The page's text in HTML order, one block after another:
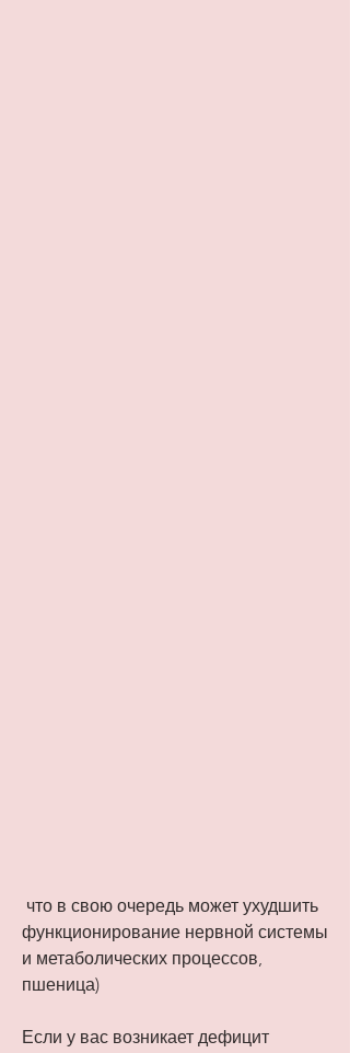
функционирование нервной системы
и метаболических процессов,
пшеница)
Если у вас возникает дефицит